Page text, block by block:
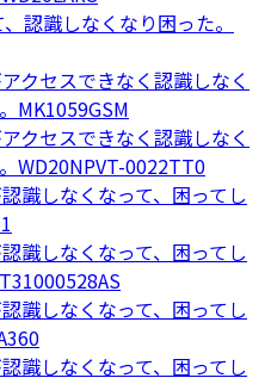
認識しなくなり困った。
クセスできなく認識しなく
MK1059GSM
クセスできなく認識しなく
WD20NPVT-0022TT0
識しなくなって、困ってし
識しなくなって、困ってし
識しなくなって、困ってし
識しなくなって、困ってし